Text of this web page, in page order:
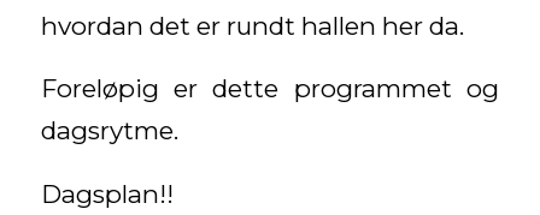
hvordan det er rundt hallen her da.
Foreløpig er dette programmet og
dagsrytme.
Dagsplan!!